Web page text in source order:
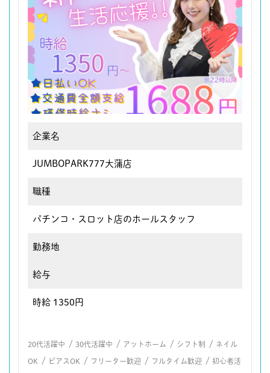
企業名
JUMBOPARK777大蒲店
職種
パチンコ・スロット店のホールスタッフ
勤務地
給与
時給 1350円
20代活躍中 / 30代活躍中 / アットホーム / シフト制 / ネイル
OK / ピアスOK / フリーター歓迎 / フルタイム歓迎 / 初心者活